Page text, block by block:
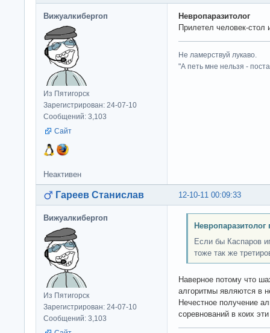
Вижуалкибергоп
Из Пятигорск
Зарегистрирован: 24-07-10
Сообщений: 3,103
Сайт
Невропаразитолог
Прилетел человек-
Не ламерствуй лукаво.
"А петь мне нельзя -
Неактивен
12-10-11 00:09:33
Гареев Станислав
Вижуалкибергоп
Из Пятигорск
Зарегистрирован: 24-07-10
Сообщений: 3,103
Невропаразитолог
Если бы Каспаров
тоже так же
Наверное потому что
алгоритмы являются в
Нечестное получение
соревнований в коих